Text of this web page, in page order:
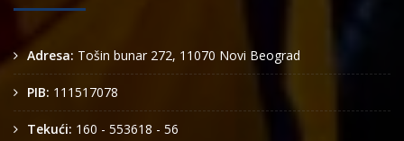
Adresa: Tošin bunar 272, 11070 Novi Beograd
PIB: 111517078
Tekući: 160 - 553618 - 56